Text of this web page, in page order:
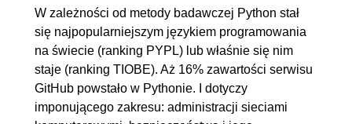
znaku podkreślenia
2.9. F-string
00:15:48
2.10. Else w Pythonie
00:08:42
2.11. Rekurencja w Pythonie
2.12. Zmienne lokalne i
00:06:15
W zależności od metody badawczej Python stał
się najpopularniejszym językiem programowania
na świecie (ranking PYPL) lub właśnie się nim
staje (ranking TIOBE). Aż 16% zawartości serwisu
GitHub powstało w Pythonie. I dotyczy
imponującego zakresu: administracji sieciami